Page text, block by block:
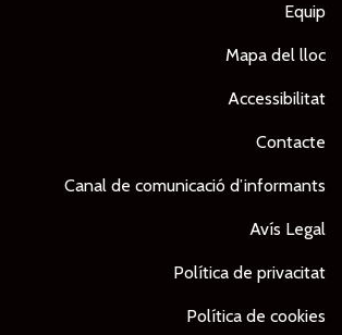
Equip
Mapa del lloc
Accessibilitat
Contacte
Canal de comunicació d’informants
Avís Legal
Política de privacitat
Política de cookies